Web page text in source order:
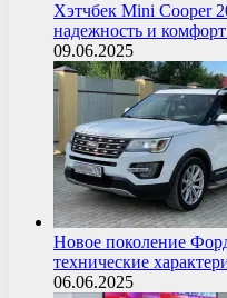
Хэтчбек Mini Cooper
надежность и
09.06.2025
Новое поколение
технические
06.06.2025